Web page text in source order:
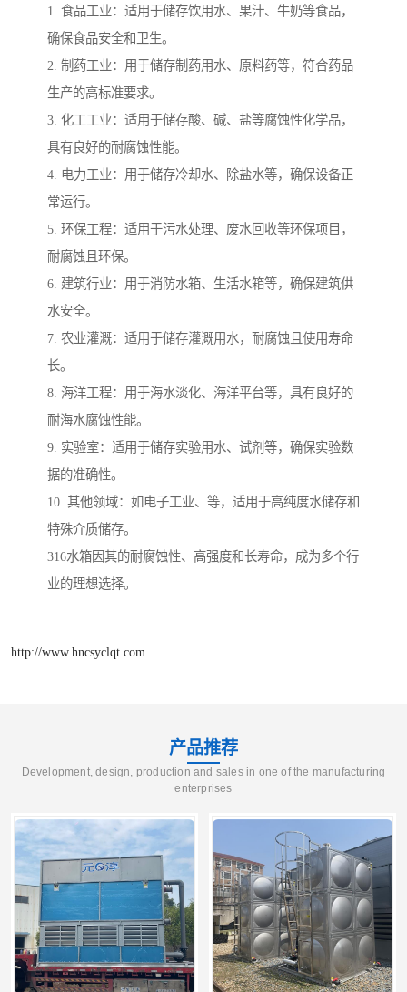
1. 食品工业：适用于储存饮用水、果汁、牛奶等食品，
确保食品安全和卫生。
2. 制药工业：用于储存制药用水、原料药等，符合药品
生产的高标准要求。
3. 化工工业：适用于储存酸、碱、盐等腐蚀性化学品，
具有良好的耐腐蚀性能。
4. 电力工业：用于储存冷却水、除盐水等，确保设备正
常运行。
5. 环保工程：适用于污水处理、废水回收等环保项目，
耐腐蚀且环保。
6. 建筑行业：用于消防水箱、生活水箱等，确保建筑供
水安全。
7. 农业灌溉：适用于储存灌溉用水，耐腐蚀且使用寿命
长。
8. 海洋工程：用于海水淡化、海洋平台等，具有良好的
耐海水腐蚀性能。
9. 实验室：适用于储存实验用水、试剂等，确保实验数
据的准确性。
10. 其他领域：如电子工业、等，适用于高纯度水储存和
特殊介质储存。
316水箱因其的耐腐蚀性、高强度和长寿命，成为多个行
业的理想选择。
http://www.hncsyclqt.com
产品推荐
Development, design, production and sales in one of the manufacturing
enterprises